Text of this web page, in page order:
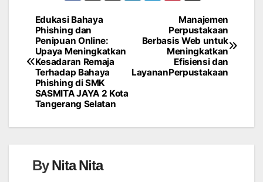
Navigasi
pos
Manajemen
Perpustakaan
Berbasis Web untuk
Meningkatkan
Efisiensi dan
LayananPerpustakaan
Edukasi Bahaya
Phishing dan
Penipuan Online:
Upaya Meningkatkan
Kesadaran Remaja
Terhadap Bahaya
Phishing di SMK
SASMITA JAYA 2 Kota
Tangerang Selatan
ByNita Nita